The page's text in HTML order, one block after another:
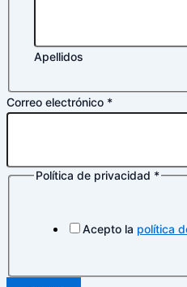
Apellidos
Correo electrónico *
privacidadPolítica de privacidad *
Acepto la política